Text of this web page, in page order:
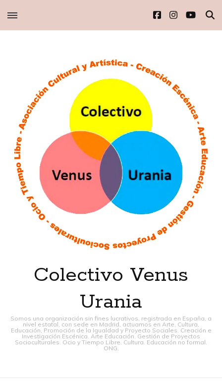
Colectivo Venus
Urania
Somos una organización sin fines lucrativos, registrada en España, a
nivel estatal, con sede en Madrid, actuamos en Arte, Cultura,
Educación, Promoción de la Igualdad y Proyecto Sociales. Creación e
Investigación Escénica. Arte Educación. Gestión de Proyectos
Socioculturales. Ocio y Tiempo Libre. Cultura. Educación no formal.
ONG.